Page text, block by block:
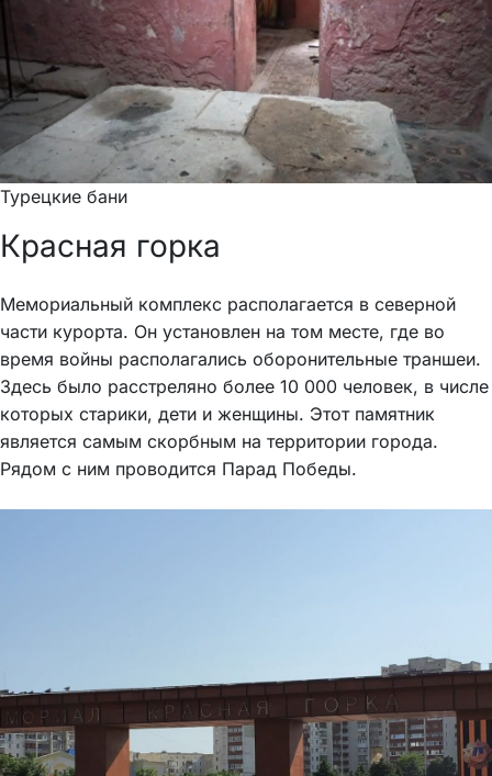
Турецкие бани
Красная горка
Мемориальный комплекс располагается в северной
части курорта. Он установлен на том месте, где во
время войны располагались оборонительные траншеи.
Здесь было расстреляно более 10 000 человек, в числе
которых старики, дети и женщины. Этот памятник
является самым скорбным на территории города.
Рядом с ним проводится Парад Победы.